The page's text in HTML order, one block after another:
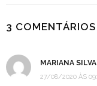
3 COMENTÁRIOS
MARIANA SILVA
27/08/2020 ÀS